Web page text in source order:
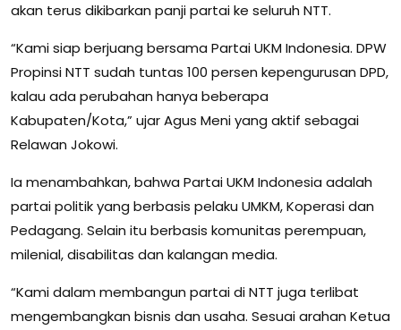
akan terus dikibarkan panji partai ke seluruh NTT.
“Kami siap berjuang bersama Partai UKM Indonesia. DPW
Propinsi NTT sudah tuntas 100 persen kepengurusan DPD,
kalau ada perubahan hanya beberapa
Kabupaten/Kota,” ujar Agus Meni yang aktif sebagai
Relawan Jokowi.
Ia menambahkan, bahwa Partai UKM Indonesia adalah
partai politik yang berbasis pelaku UMKM, Koperasi dan
Pedagang. Selain itu berbasis komunitas perempuan,
milenial, disabilitas dan kalangan media.
“Kami dalam membangun partai di NTT juga terlibat
mengembangkan bisnis dan usaha. Sesuai arahan Ketua